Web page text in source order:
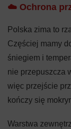
☁️ Ochrona
Polska zima to
Częściej mamy
śniegiem i
nie przepuszcza
więc przejście
kończy się
Warstwa